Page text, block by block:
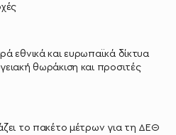
εθνικά και ευρωπαϊκά δίκτυα
θωράκιση και προσιτές
το πακέτο μέτρων για τη ΔΕΘ